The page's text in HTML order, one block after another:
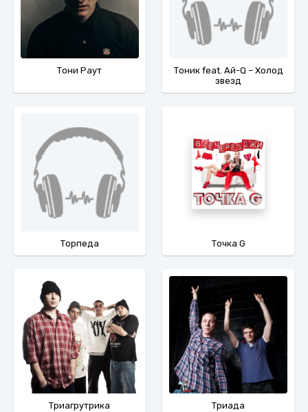
Тони Раут
Тоник feat. Ай-Q – Холод
звезд
Торпеда Точка G
Триагрутрика Триада